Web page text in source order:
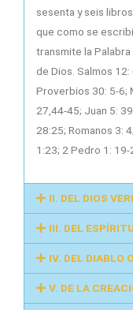
sesenta y seis
que como se
transmite la Palabra
de Dios. Salmos
Proverbios 30: 5-6;
27,44-45; Juan 5:
28:25; Romanos 3:
1:23; 2 Pedro 1:
II. DEL DIOS
III. DEL
IV. DEL DIABLO
V. DE LA